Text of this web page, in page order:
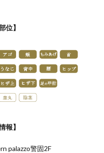
位】
報】
palazzo警固2F